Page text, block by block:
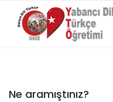
Ne aramıştınız?